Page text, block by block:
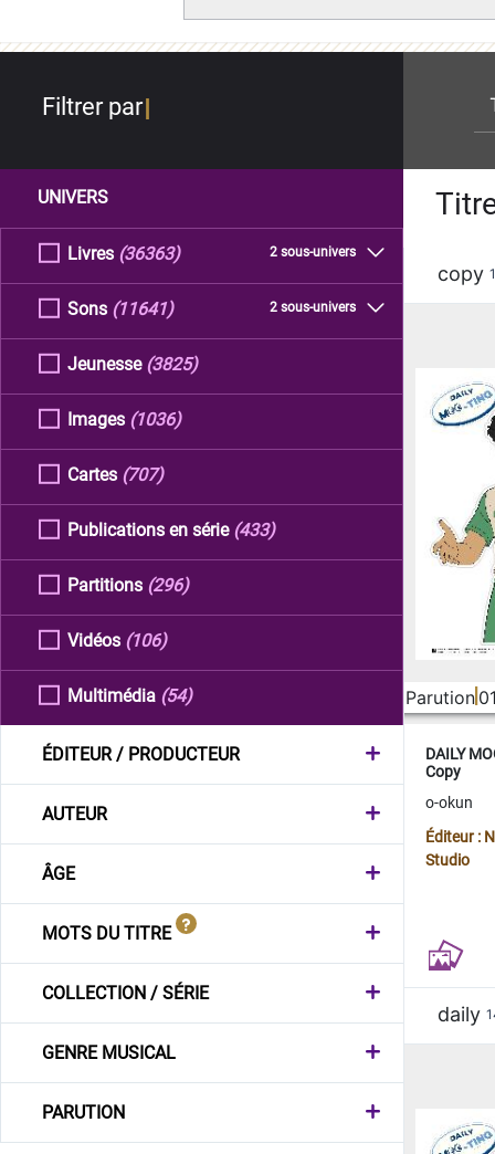
Filtrer par
UNIVERS
Livres 2 sous-univers
(36363)
Sons 2 sous-univers
(11641)
Jeunesse (3825)
Images (1036)
Cartes (707)
Publications en série (433)
Partitions (296)
Vidéos (106)
Multimédia (54)
ÉDITEUR / PRODUCTEUR
AUTEUR
ÂGE
MOTS DU TITRE
COLLECTION / SÉRIE
GENRE MUSICAL
PARUTION
copy
Parution
DAILY
Copy
o-okun
Éditeur :
Studio
daily